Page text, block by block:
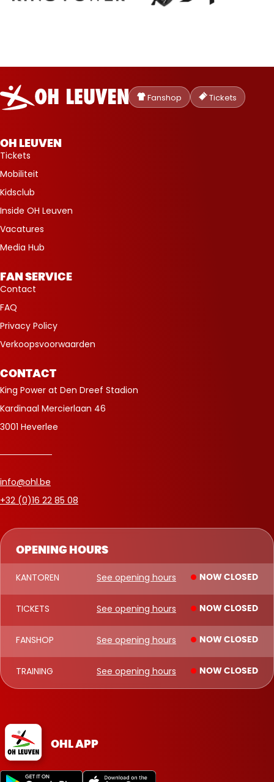
Oud-
Heverlee
Leuven
Fanshop Tickets
OPENING HOURS
KANTOREN See opening hours NOW CLOSED
TICKETS See opening hours NOW CLOSED
FANSHOP See opening hours NOW CLOSED
TRAINING See opening hours NOW CLOSED
OH LEUVEN
Tickets
Mobiliteit
Kidsclub
Inside OH Leuven
Vacatures
Media Hub
FAN SERVICE
Contact
FAQ
Privacy Policy
Verkoopsvoorwaarden
CONTACT
King Power at Den Dreef Stadion
Kardinaal Mercierlaan 46
3001 Heverlee
info@ohl.be
+32 (0)16 22 85 08
OHL APP